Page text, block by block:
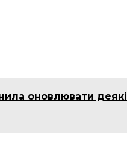
оновлювати деякі